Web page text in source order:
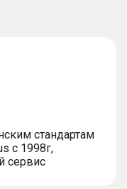
стандартам
с 1998г,
сервис